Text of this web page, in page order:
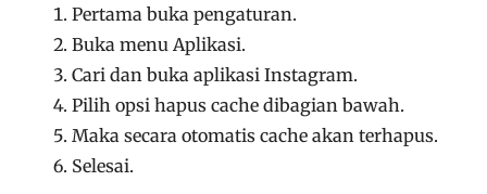
Pertama buka pengaturan.
Buka menu Aplikasi.
Cari dan buka aplikasi Instagram.
Pilih opsi hapus cache dibagian bawah.
Maka secara otomatis cache akan terhapus.
Selesai.